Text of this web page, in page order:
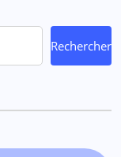
Rechercher